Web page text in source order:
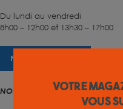
Du lundi au vendredi
8h00 – 12h00 et 13h30 – 17h00
NOUS CONTACTER
NOUS SUIVRE
Votre
vous